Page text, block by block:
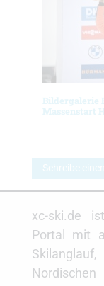
Bildergalerie
Massenstart
Schreibe
xc-ski.de
Portal mit